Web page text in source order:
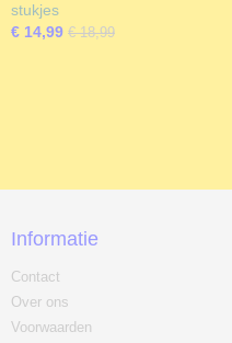
stukjes
€ 14,99 € 18,99
Informatie
Contact
Over ons
Voorwaarden